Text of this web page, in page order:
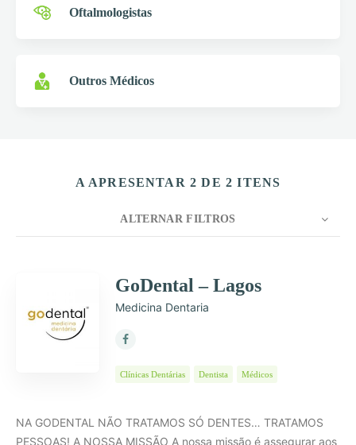
Oftalmologistas
Outros Médicos
A APRESENTAR 2 DE 2 ITENS
ALTERNAR FILTROS
ORDEM
GoDental – Lagos
Medicina Dentaria
Clínicas Dentárias Dentista Médicos
NA GODENTAL NÃO TRATAMOS SÓ DENTES… TRATAMOS
PESSOAS! A NOSSA MISSÃO A nossa missão é assegurar aos